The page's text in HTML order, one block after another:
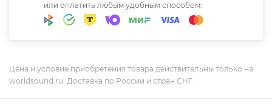
или оплатить любым удобным способом:
Цена и условие приобретения товара действительны только на
worldsound.ru. Доставка по России и стран СНГ.